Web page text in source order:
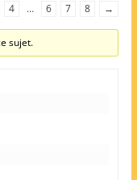
4 … 6 7 8 →
sujet.